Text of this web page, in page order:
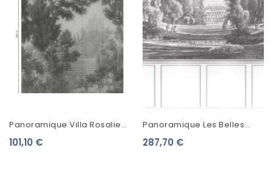
Panoramique Villa Rosalie
Aurore Gris 56220209
101,10 €
Panoramique Les Belles
Toiles De Jouy Ballade Au
287,70 €